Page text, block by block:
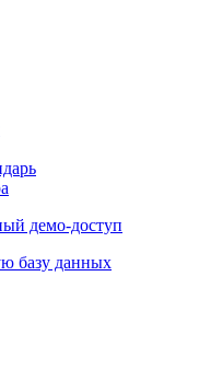
демо-доступ
базу данных